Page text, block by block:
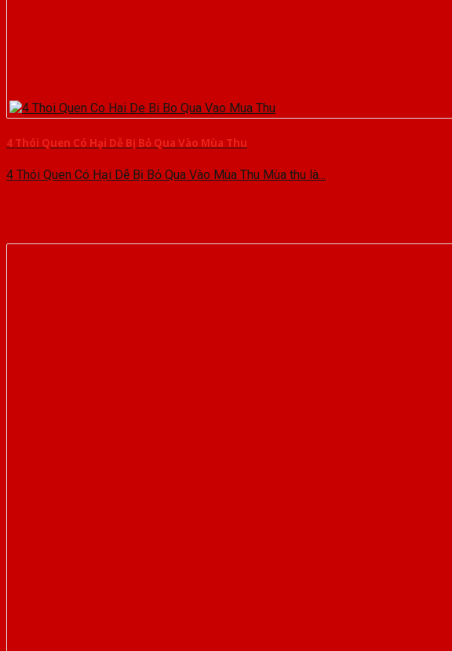
4 Thói Quen Có Hại Dễ Bị Bỏ Qua Vào Mùa Thu
4 Thói Quen Có Hại Dễ Bị Bỏ Qua Vào Mùa Thu Mùa thu là...